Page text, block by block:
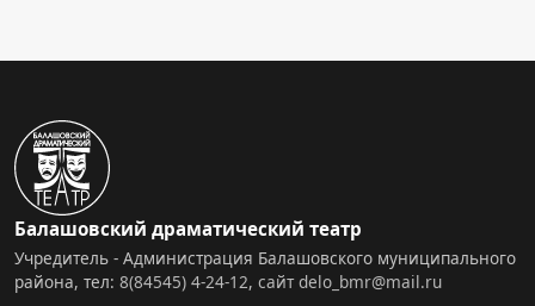
Балашовский драматический театр
Учредитель - Администрация Балашовского муниципального
района, тел: 8(84545) 4-24-12, сайт delo_bmr@mail.ru